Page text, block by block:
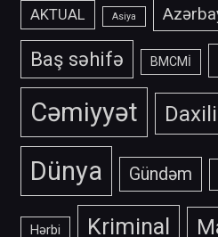
AKTUAL Asiya
Baş səhifə BMCMİ
Cəmiyyət
Dünya Gündəm
Hərbi Kriminal